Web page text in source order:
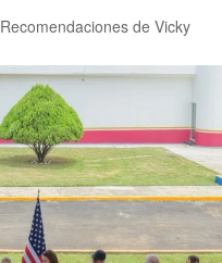
Recomendaciones de Vicky